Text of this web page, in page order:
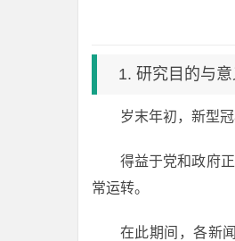
1. 研究目的与意
岁末年初，新型
得益于党和政府
常运转。
在此期间，各新